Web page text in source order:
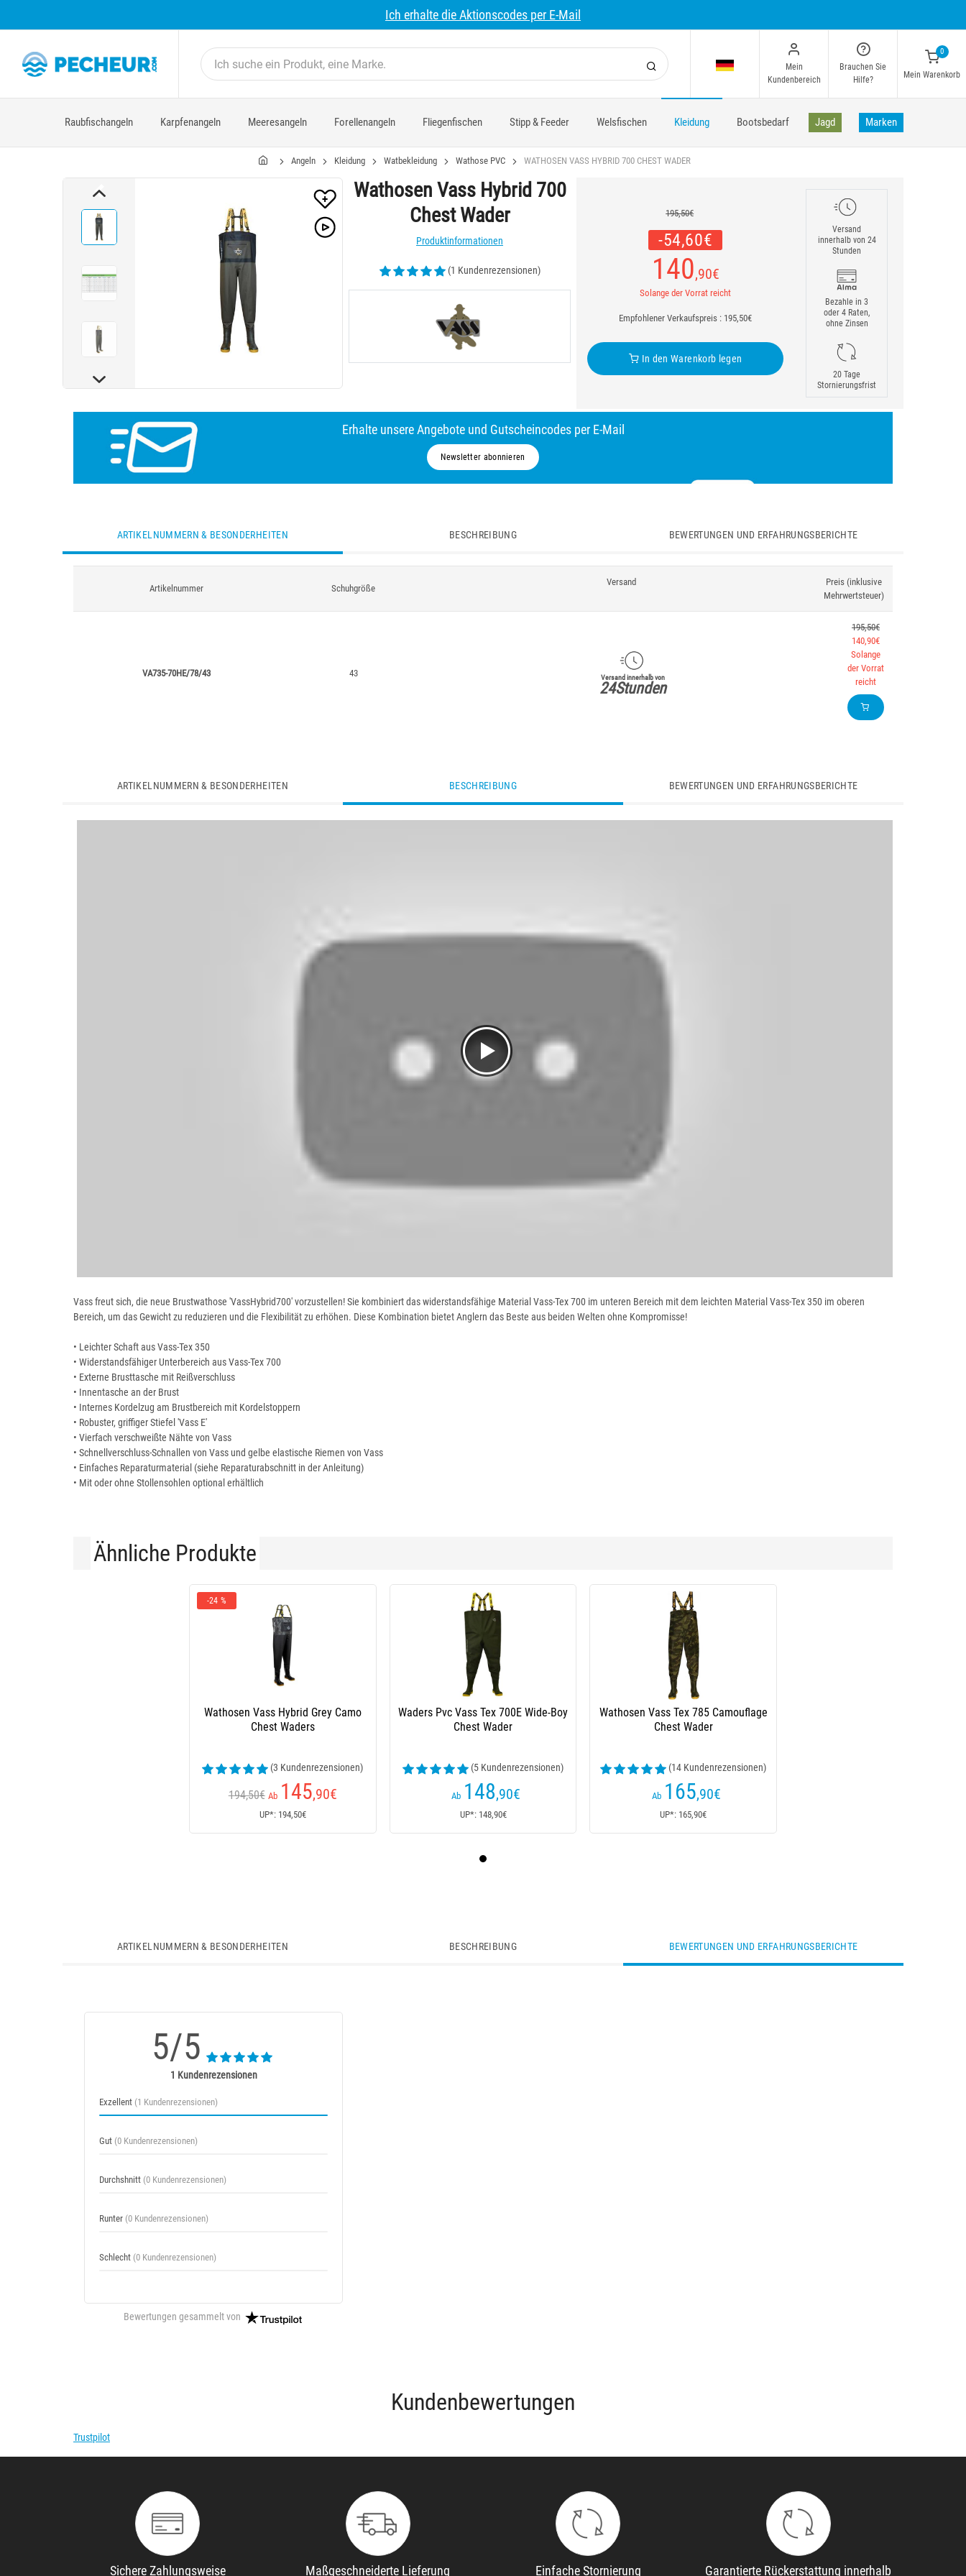
Ich erhalte die Aktionscodes per E-Mail
Mein
Kundenbereich
Brauchen Sie
Hilfe?
0
Mein Warenkorb
Raubfischangeln Karpfenangeln Meeresangeln Forellenangeln Fliegenfischen Stipp & Feeder Welsfischen Kleidung Bootsbedarf Jagd Marken
Angeln Kleidung Watbekleidung Wathose PVC WATHOSEN VASS HYBRID 700 CHEST WADER
Wathosen Vass Hybrid 700
Chest Wader
Produktinformationen
(1 Kundenrezensionen)
195,50€
-54,60€
140,90€
Solange der Vorrat reicht
Empfohlener Verkaufspreis : 195,50€
In den Warenkorb legen
Versand
innerhalb von 24
Stunden
Bezahle in 3
oder 4 Raten,
ohne Zinsen
20 Tage
Stornierungsfrist
Erhalte unsere Angebote und Gutscheincodes per E-Mail
Newsletter abonnieren
ARTIKELNUMMERN & BESONDERHEITEN BESCHREIBUNG BEWERTUNGEN UND ERFAHRUNGSBERICHTE
Artikelnummer Schuhgröße
Versand
Preis (inklusive
Mehrwertsteuer)
VA735-70HE/78/43 43 Versand innerhalb von
24Stunden
195,50€
140,90€
Solange
der Vorrat
reicht
ARTIKELNUMMERN & BESONDERHEITEN BESCHREIBUNG BEWERTUNGEN UND ERFAHRUNGSBERICHTE
Vass freut sich, die neue Brustwathose 'VassHybrid700' vorzustellen! Sie kombiniert das widerstandsfähige Material Vass-Tex 700 im unteren Bereich mit dem leichten Material Vass-Tex 350 im oberen
Bereich, um das Gewicht zu reduzieren und die Flexibilität zu erhöhen. Diese Kombination bietet Anglern das Beste aus beiden Welten ohne Kompromisse!
• Leichter Schaft aus Vass-Tex 350
• Widerstandsfähiger Unterbereich aus Vass-Tex 700
• Externe Brusttasche mit Reißverschluss
• Innentasche an der Brust
• Internes Kordelzug am Brustbereich mit Kordelstoppern
• Robuster, griffiger Stiefel 'Vass E'
• Vierfach verschweißte Nähte von Vass
• Schnellverschluss-Schnallen von Vass und gelbe elastische Riemen von Vass
• Einfaches Reparaturmaterial (siehe Reparaturabschnitt in der Anleitung)
• Mit oder ohne Stollensohlen optional erhältlich
Ähnliche Produkte
-24 %
Wathosen Vass Hybrid Grey Camo
Chest Waders
(3 Kundenrezensionen)
194,50€ Ab 145,90€
UP*: 194,50€
Waders Pvc Vass Tex 700E Wide-Boy
Chest Wader
(5 Kundenrezensionen)
Ab 148,90€
UP*: 148,90€
Wathosen Vass Tex 785 Camouflage
Chest Wader
(14 Kundenrezensionen)
Ab 165,90€
UP*: 165,90€
ARTIKELNUMMERN & BESONDERHEITEN BESCHREIBUNG BEWERTUNGEN UND ERFAHRUNGSBERICHTE
5/5
1 Kundenrezensionen
Exzellent (1 Kundenrezensionen)
Gut (0 Kundenrezensionen)
Durchshnitt (0 Kundenrezensionen)
Runter (0 Kundenrezensionen)
Schlecht (0 Kundenrezensionen)
Bewertungen gesammelt von
Kundenbewertungen
Trustpilot
Sichere Zahlungsweise Maßgeschneiderte Lieferung Einfache Stornierung Garantierte Rückerstattung innerhalb